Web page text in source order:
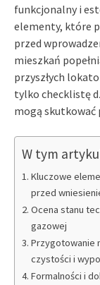
funkcjonalny i
elementy, które
przed
mieszkań
przyszłych
tylko checklistę
mogą skutkować
W tym
Kluczowe
przed
Ocena stanu
gazowej
Przygotowanie
czystości i
Formalności i